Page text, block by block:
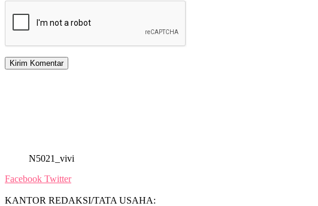
N5021_vivi
Facebook Twitter
KANTOR REDAKSI/TATA USAHA: